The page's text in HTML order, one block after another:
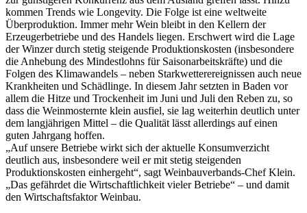
kommen Trends wie Longevity. Die Folge ist eine weltweite
Überproduktion. Immer mehr Wein bleibt in den Kellern der
Erzeugerbetriebe und des Handels liegen. Erschwert wird die Lage
der Winzer durch stetig steigende Produktionskosten (insbesondere
die Anhebung des Mindestlohns für Saisonarbeitskräfte) und die
Folgen des Klimawandels – neben Starkwetterereignissen auch neue
Krankheiten und Schädlinge. In diesem Jahr setzten in Baden vor
allem die Hitze und Trockenheit im Juni und Juli den Reben zu, so
dass die Weinmosternte klein ausfiel, sie lag weiterhin deutlich unter
dem langjährigen Mittel – die Qualität lässt allerdings auf einen
guten Jahrgang hoffen.
„Auf unsere Betriebe wirkt sich der aktuelle Konsumverzicht
deutlich aus, insbesondere weil er mit stetig steigenden
Produktionskosten einhergeht“, sagt Weinbauverbands-Chef Klein.
„Das gefährdet die Wirtschaftlichkeit vieler Betriebe“ – und damit
den Wirtschaftsfaktor Weinbau.